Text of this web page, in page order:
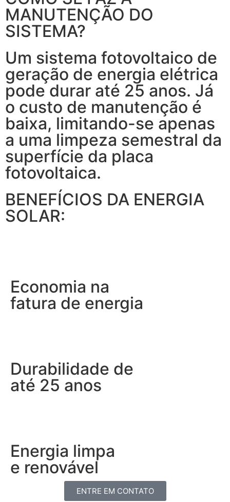
MANUTENÇÃO DO
SISTEMA?
Um sistema fotovoltaico de
geração de energia elétrica
pode durar até 25 anos. Já
o custo de manutenção é
baixa, limitando-se apenas
a uma limpeza semestral da
superfície da placa
fotovoltaica.
BENEFÍCIOS DA ENERGIA
SOLAR:
Economia na
fatura de energia
Durabilidade de
até 25 anos
Energia limpa
e renovável
ENTRE EM CONTATO